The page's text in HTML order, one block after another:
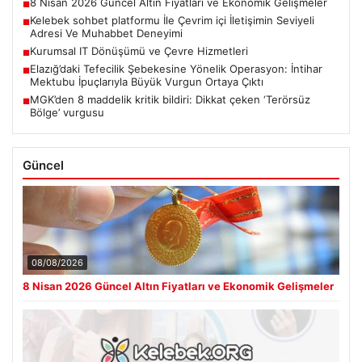
■
■Kelebek sohbet platformu İle Çevrim içi İletişimin Seviyeli
Adresi Ve Muhabbet Deneyimi
■Kurumsal IT Dönüşümü ve Çevre Hizmetleri
■Elazığ’daki Tefecilik Şebekesine Yönelik Operasyon: İntihar
Mektubu İpuçlarıyla Büyük Vurgun Ortaya Çıktı
■MGK’den 8 maddelik kritik bildiri: Dikkat çeken ‘Terörsüz
Bölge’ vurgusu
Güncel
08/08/2026
8 Nisan 2026 Güncel Altın Fiyatları ve Ekonomik Gelişmeler